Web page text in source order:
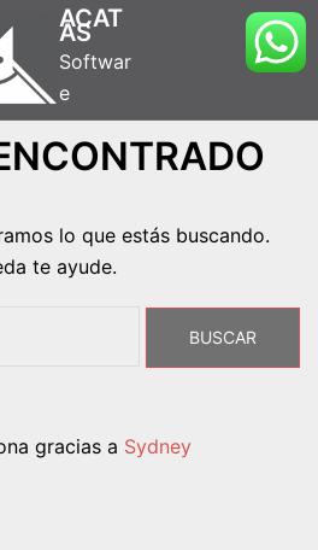
ACAT
AS
Softwar
e
lo que estás buscando.
te ayude.
gracias a Sydney